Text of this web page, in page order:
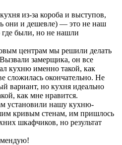
из-за короба и выступов,
они и дешевле) — это не наш
были, но не нашли
центрам мы решили делать
замерщика, он все
кухню именно такой, как
сложилась окончательно. Не
вариант, но кухня идеально
как мне нравится.
установили нашу кухню-
кривым стенам, им пришлось
шкафчиков, но результат